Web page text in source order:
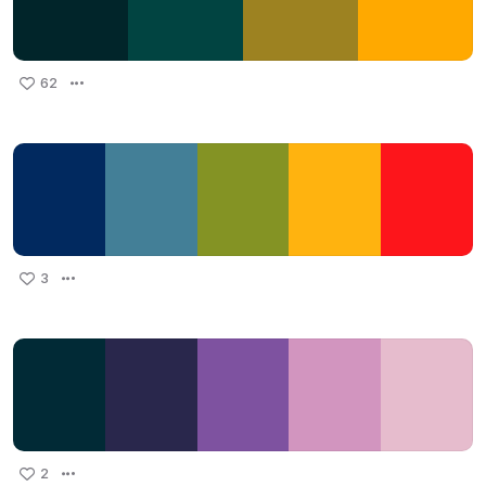
62
3
2